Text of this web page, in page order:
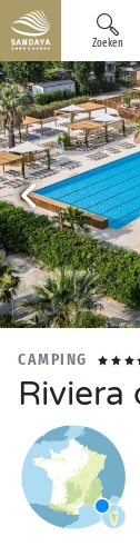
Zoeken
CAMPING
Riviera